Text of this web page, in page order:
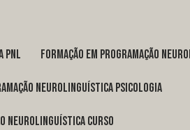
pnl formação em programação
neurolinguística psicologia
neurolinguística curso